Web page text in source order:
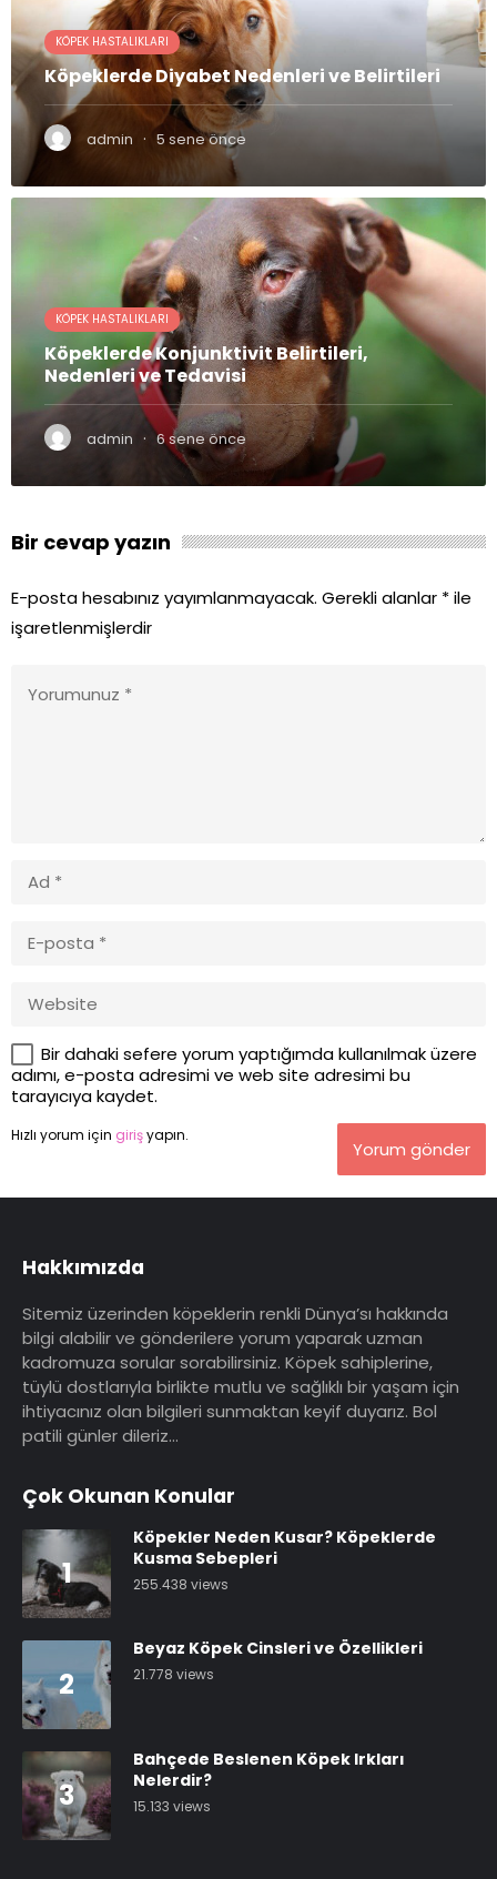
KÖPEK HASTALIKLARI
Köpeklerde Diyabet Nedenleri ve Belirtileri
admin · 5 sene önce
KÖPEK HASTALIKLARI
Köpeklerde Konjunktivit Belirtileri,
Nedenleri ve Tedavisi
admin · 6 sene önce
Bir cevap yazın
E-posta hesabınız yayımlanmayacak. Gerekli alanlar *ile
işaretlenmişlerdir
Bir dahaki sefere yorum yaptığımda kullanılmak üzere
adımı, e-posta adresimi ve web site adresimi bu
tarayıcıya kaydet.
Hızlı yorum için girişyapın.
Yorum gönder
Hakkımızda
Sitemiz üzerinden köpeklerin renkli Dünya’sı hakkında
bilgi alabilir ve gönderilere yorum yaparak uzman
kadromuza sorular sorabilirsiniz. Köpek sahiplerine,
tüylü dostlarıyla birlikte mutlu ve sağlıklı bir yaşam için
ihtiyacınız olan bilgileri sunmaktan keyif duyarız. Bol
patili günler dileriz…
Çok Okunan Konular
1
Köpekler Neden Kusar? Köpeklerde
Kusma Sebepleri
255.438 views
2
Beyaz Köpek Cinsleri ve Özellikleri
21.778 views
3
Bahçede Beslenen Köpek Irkları
Nelerdir?
15.133 views